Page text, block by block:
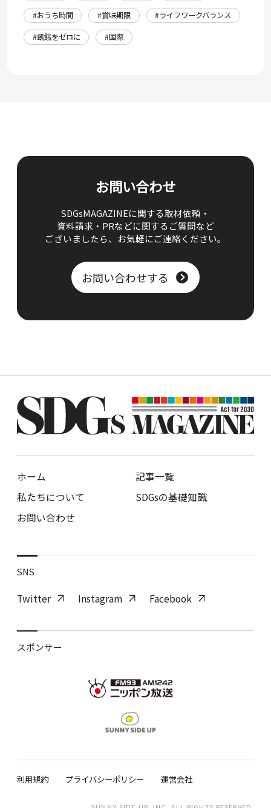
#おうち時間
#賞味期限
#ライフワークバランス
#飢餓をゼロに
#国際
お問い合わせ
SDGsMAGAZINEに関する取材依頼・
資料請求・PRなどに関するご質問など
ございましたら、 お気軽にご連絡ください。
お問い合わせする
ホーム
記事一覧
私たちについて
SDGsの基礎知識
お問い合わせ
SNS
Twitter Instagram Facebook
スポンサー
利用規約 プライバシーポリシー 運営会社